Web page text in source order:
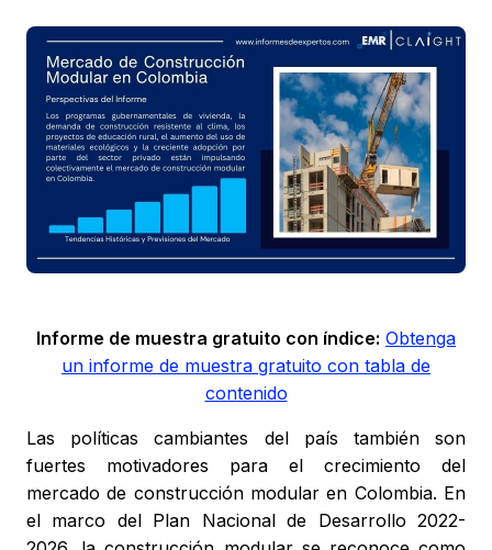
Informe de muestra gratuito con índice: Obtenga
un informe de muestra gratuito con tabla de
contenido
Las políticas cambiantes del país también son
fuertes motivadores para el crecimiento del
mercado de construcción modular en Colombia. En
el marco del Plan Nacional de Desarrollo 2022-